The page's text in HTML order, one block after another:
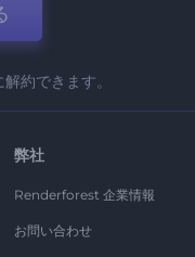
約できます。
弊社
Renderforest 企業情報
お問い合わせ